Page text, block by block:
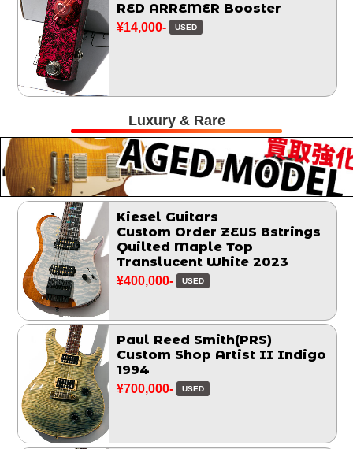
RED ARREMER Booster
¥14,000- USED
Luxury & Rare
Kiesel Guitars
Custom Order ZEUS 8strings
Quilted Maple Top
Translucent White 2023
¥400,000- USED
Paul Reed Smith(PRS)
Custom Shop Artist II Indigo
1994
¥700,000- USED